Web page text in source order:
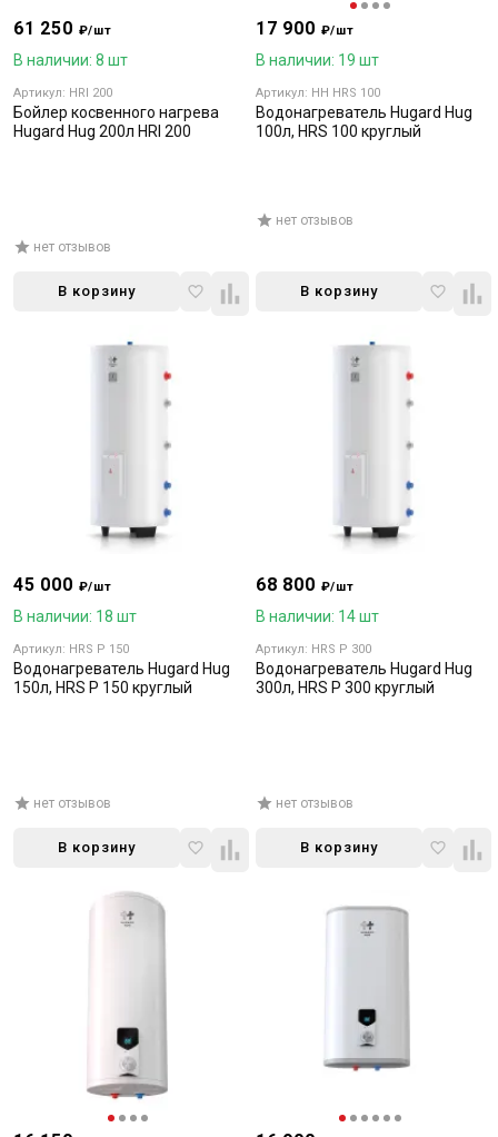
61 250 ₽/шт
В наличии: 8 шт
Артикул: HRI 200
Бойлер косвенного нагрева
Hugard Hug 200л HRI 200
нет отзывов
В корзину
17 900 ₽/шт
В наличии: 19 шт
Артикул: HH HRS 100
Водонагреватель Hugard Hug
100л, HRS 100 круглый
нет отзывов
В корзину
45 000 ₽/шт
В наличии: 18 шт
Артикул: HRS P 150
Водонагреватель Hugard Hug
150л, HRS P 150 круглый
нет отзывов
В корзину
68 800 ₽/шт
В наличии: 14 шт
Артикул: HRS P 300
Водонагреватель Hugard Hug
300л, HRS P 300 круглый
нет отзывов
В корзину